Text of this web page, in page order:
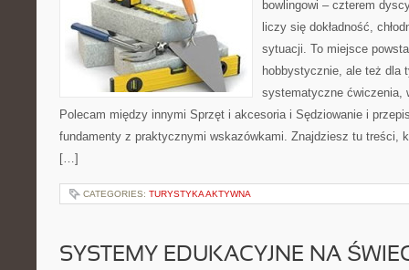
bowlingowi – czterem
liczy się dokładność,
sytuacji. To miejsce
hobbystycznie, ale też dla
systematyczne ćwiczenia,
Polecam między innymi Sprzęt i akcesoria i Sędziowanie i
fundamenty z praktycznymi wskazówkami. Znajdziesz tu treści,
[…]
CATEGORIES: TURYSTYKA AKTYWNA
SYSTEMY EDUKACYJNE NA